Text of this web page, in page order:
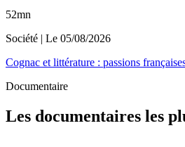
52mn
Société | Le 05/08/2026
Cognac et littérature : passions
Documentaire
Les documentaires les